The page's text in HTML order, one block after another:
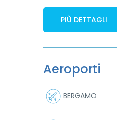
PIÙ DETTAGLI
Aeroporti
BERGAMO